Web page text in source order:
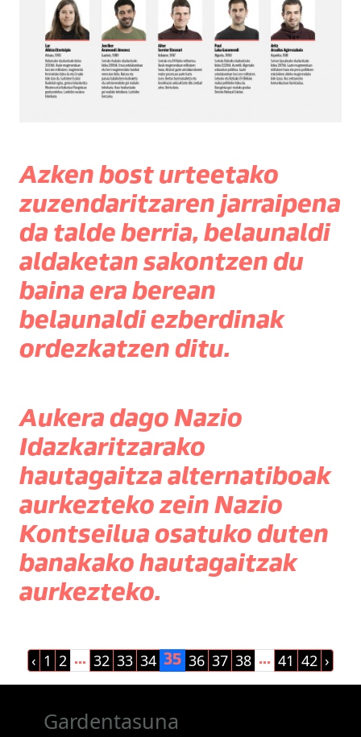
Azken bost urteetako
zuzendaritzaren jarraipena
da talde berria, belaunaldi
aldaketan sakontzen du
baina era berean
belaunaldi ezberdinak
ordezkatzen ditu.
Aukera dago Nazio
Idazkaritzarako
hautagaitza alternatiboak
aurkezteko zein Nazio
Kontseilua osatuko duten
banakako hautagaitzak
aurkezteko.
‹ 1 2 ... 32 33 34 35 36 37 38 ... 41 42 ›
Gardentasuna